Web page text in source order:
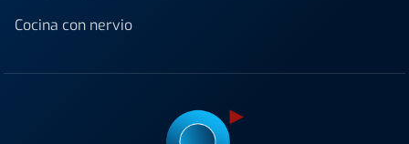
Cocina con nervio